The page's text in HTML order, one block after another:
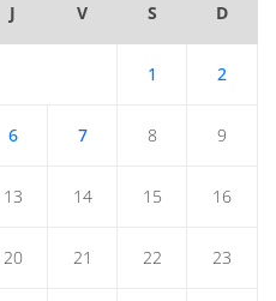
J V S D
1 2
6 7 8 9
13 14 15 16
20 21 22 23